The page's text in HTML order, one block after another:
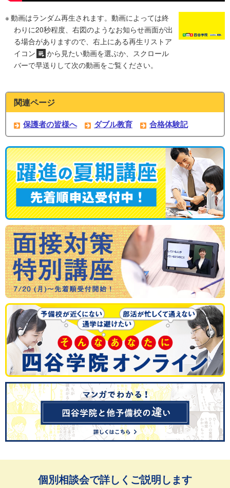
動画はランダム再生されます。動画によっては終
わりに20秒程度、右図のようなお知らせ画面が出
る場合がありますので、右上にある再生リストア
イコン
から見たい動画を選ぶか、スクロール
バーで早送りして次の動画をご覧ください。
関連ページ
保護者の皆様へ ダブル教育 合格体験記
個別相談会で詳しくご説明します